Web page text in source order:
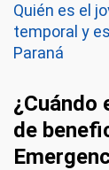
Quién es el
temporal y
Paraná
¿Cuándo
de